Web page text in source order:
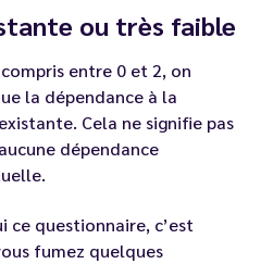
ou très faible
entre 0 et 2, on
la dépendance à la
Cela ne signifie pas
dépendance
ce questionnaire, c’est
fumez quelques